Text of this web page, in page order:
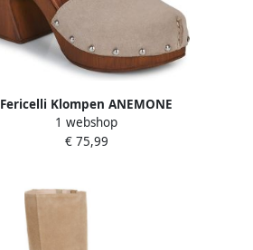
Fericelli Klompen ANEMONE
1 webshop
€ 75,99